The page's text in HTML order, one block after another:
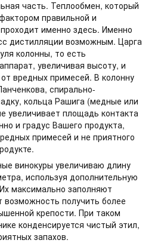
часть. Теплообмен, который
правильной и
именно здесь. Именно
дистилляции возможным. Царга
колонны, то есть
увеличивая высоту, и
вредных примесей. В колонну
спирально-
кольца Рашига (медные или
увеличивает площадь контакта
и градус Вашего продукта,
примесей и не приятного
винокуры увеличиваю длину
используя дополнительную
максимально заполняют
получить более
крепости. При таком
конденсируется чистый этил,
запахов.